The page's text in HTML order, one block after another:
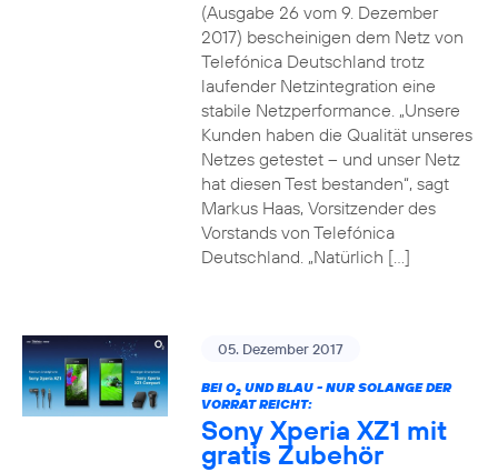
(Ausgabe 26 vom 9. Dezember
2017) bescheinigen dem Netz von
Telefónica Deutschland trotz
laufender Netzintegration eine
stabile Netzperformance. „Unsere
Kunden haben die Qualität unseres
Netzes getestet – und unser Netz
hat diesen Test bestanden“, sagt
Markus Haas, Vorsitzender des
Vorstands von Telefónica
Deutschland. „Natürlich […]
05. Dezember 2017
BEI O2UND BLAU - NUR SOLANGE DER
VORRAT REICHT:
Sony Xperia XZ1 mit
gratis Zubehör